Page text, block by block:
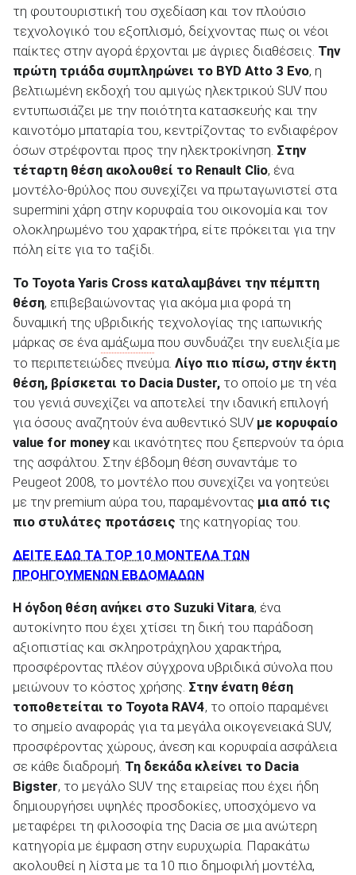
τη φουτουριστική του σχεδίαση και τον πλούσιο
τεχνολογικό του εξοπλισμό, δείχνοντας πως οι νέοι
παίκτες στην αγορά έρχονται με άγριες διαθέσεις. Την
πρώτη τριάδα συμπληρώνει το BYD Atto 3 Evo, η
βελτιωμένη εκδοχή του αμιγώς ηλεκτρικού SUV που
εντυπωσιάζει με την ποιότητα κατασκευής και την
καινοτόμο μπαταρία του, κεντρίζοντας το ενδιαφέρον
όσων στρέφονται προς την ηλεκτροκίνηση. Στην
τέταρτη θέση ακολουθεί το Renault Clio, ένα
μοντέλο-θρύλος που συνεχίζει να πρωταγωνιστεί στα
supermini χάρη στην κορυφαία του οικονομία και τον
ολοκληρωμένο του χαρακτήρα, είτε πρόκειται για την
πόλη είτε για το ταξίδι.
Το Toyota Yaris Cross καταλαμβάνει την πέμπτη
θέση, επιβεβαιώνοντας για ακόμα μια φορά τη
δυναμική της υβριδικής τεχνολογίας της ιαπωνικής
μάρκας σε ένα αμάξωμα που συνδυάζει την ευελιξία με
το περιπετειώδες πνεύμα. Λίγο πιο πίσω, στην έκτη
θέση, βρίσκεται το Dacia Duster, το οποίο με τη νέα
του γενιά συνεχίζει να αποτελεί την ιδανική επιλογή
για όσους αναζητούν ένα αυθεντικό SUV με κορυφαίο
value for moneyκαι ικανότητες που ξεπερνούν τα όρια
της ασφάλτου. Στην έβδομη θέση συναντάμε το
Peugeot 2008, το μοντέλο που συνεχίζει να γοητεύει
με την premium αύρα του, παραμένοντας μια από τις
πιο στυλάτες προτάσεις της κατηγορίας του.
ΔΕΙΤΕ ΕΔΩ ΤΑ ΤΟΡ 10 ΜΟΝΤΕΛΑ ΤΩΝ
ΠΡΟΗΓΟΥΜΕΝΩΝ ΕΒΔΟΜΑΔΩΝ
Η όγδοη θέση ανήκει στο Suzuki Vitara, ένα
αυτοκίνητο που έχει χτίσει τη δική του παράδοση
αξιοπιστίας και σκληροτράχηλου χαρακτήρα,
προσφέροντας πλέον σύγχρονα υβριδικά σύνολα που
μειώνουν το κόστος χρήσης. Στην ένατη θέση
τοποθετείται το Toyota RAV4, το οποίο παραμένει
το σημείο αναφοράς για τα μεγάλα οικογενειακά SUV,
προσφέροντας χώρους, άνεση και κορυφαία ασφάλεια
σε κάθε διαδρομή. Τη δεκάδα κλείνει το Dacia
Bigster, το μεγάλο SUV της εταιρείας που έχει ήδη
δημιουργήσει υψηλές προσδοκίες, υποσχόμενο να
μεταφέρει τη φιλοσοφία της Dacia σε μια ανώτερη
κατηγορία με έμφαση στην ευρυχωρία. Παρακάτω
ακολουθεί η λίστα με τα 10 πιο δημοφιλή μοντέλα,